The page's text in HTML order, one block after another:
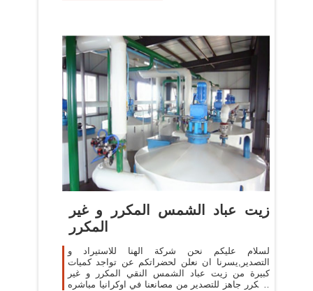
زيت عباد الشمس المكرر و غير
المكرر
لسلام عليكم نحن شركة الهنا للاستيراد و
التصدير,يسرنا ان نعلن لحضراتكم عن تواجد كميات
كبيرة من زيت عباد الشمس النقي المكرر و غير
المكرر جاهز للتصدير من مصانعنا في اوكرانيا مباشره